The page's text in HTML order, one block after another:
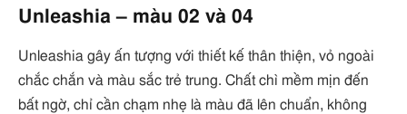
Unleashia – màu 02 và 04
Unleashia gây ấn tượng với thiết kế thân thiện, vỏ ngoài
chắc chắn và màu sắc trẻ trung. Chất chì mềm mịn đến
bất ngờ, chỉ cần chạm nhẹ là màu đã lên chuẩn, không